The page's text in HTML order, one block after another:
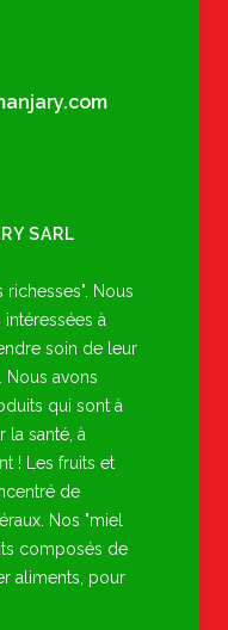
SARL
richesses". Nous
à
soin de leur
Nous avons
qui sont à
la santé, à
! Les fruits et
de
Nos "miel
composés de
aliments, pour